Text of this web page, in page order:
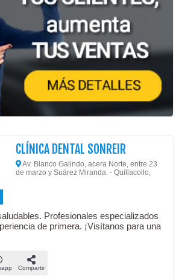
CLÍNICA DENTAL SONREIR
Av. Blanco Galindo, acera Norte, entre 23
de marzo y Suárez Miranda. - Quillacollo,
Profesionales especializados
de primera. ¡Visítanos para una
Compartir